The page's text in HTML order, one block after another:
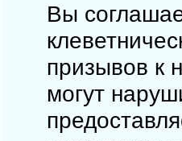
Вы
призывов к
могут